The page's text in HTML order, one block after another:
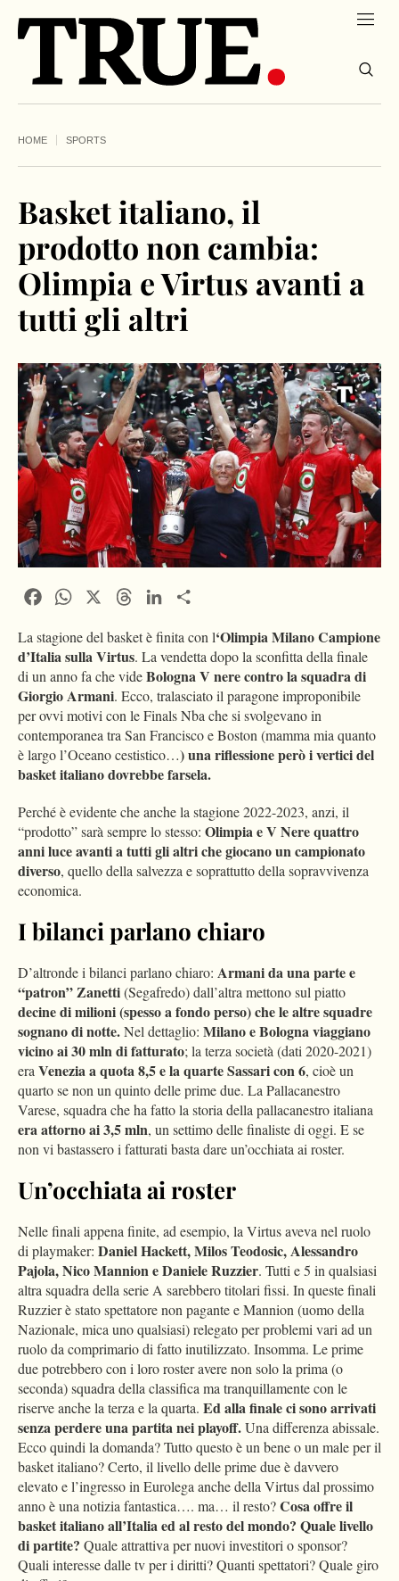
HOME SPORTS
Basket italiano, il
prodotto non cambia:
Olimpia e Virtus avanti a
tutti gli altri
FacebookWhatsApp ThreadsLinkedIn
La stagione del basket è finita con l‘Olimpia Milano Campione
d’Italia sulla Virtus. La vendetta dopo la sconfitta della finale
di un anno fa che videBologna V nere contro la squadra di
Giorgio Armani. Ecco, tralasciato il paragone improponibile
per ovvi motivi con le Finals Nba che si svolgevano in
contemporanea tra San Francisco e Boston (mamma mia quanto
è largo l’Oceano cestistico…) una riflessione però i vertici del
basket italiano dovrebbe farsela.
Perché è evidente che anche la stagione 2022-2023, anzi, il
“prodotto” sarà sempre lo stesso: Olimpia e V Nere quattro
anni luce avanti a tutti gli altri che giocano un campionato
diverso, quello della salvezza e soprattutto della sopravvivenza
economica.
I bilanci parlano chiaro
D’altronde i bilanci parlano chiaro: Armani da una parte e
“patron” Zanetti(Segafredo) dall’altra mettono sul piatto
decine di milioni (spesso a fondo perso) che le altre squadre
sognano di notte.Nel dettaglio: Milano e Bologna viaggiano
vicino ai 30 mln di fatturato; la terza società (dati 2020-2021)
eraVenezia a quota 8,5 e la quarte Sassari con 6, cioè un
quarto se non un quinto delle prime due. La Pallacanestro
Varese, squadra che ha fatto la storia della pallacanestro italiana
era attorno ai 3,5 mln, un settimo delle finaliste di oggi. E se
non vi bastassero i fatturati basta dare un’occhiata ai roster.
Un’occhiata ai roster
Nelle finali appena finite, ad esempio, la Virtus aveva nel ruolo
di playmaker: Daniel Hackett, Milos Teodosic, Alessandro
Pajola, Nico Mannion e Daniele Ruzzier. Tutti e 5 in qualsiasi
altra squadra della serie A sarebbero titolari fissi. In queste finali
Ruzzier è stato spettatore non pagante e Mannion (uomo della
Nazionale, mica uno qualsiasi) relegato per problemi vari ad un
ruolo da comprimario di fatto inutilizzato. Insomma. Le prime
due potrebbero con i loro roster avere non solo la prima (o
seconda) squadra della classifica ma tranquillamente con le
riserve anche la terza e la quarta. Ed alla finale ci sono arrivati
senza perdere una partita nei playoff.Una differenza abissale.
Ecco quindi la domanda? Tutto questo è un bene o un male per il
basket italiano? Certo, il livello delle prime due è davvero
elevato e l’ingresso in Eurolega anche della Virtus dal prossimo
anno è una notizia fantastica…. ma… il resto?Cosa offre il
basket italiano all’Italia ed al resto del mondo? Quale livello
di partite? Quale attrattiva per nuovi investitori o sponsor?
Quali interesse dalle tv per i diritti? Quanti spettatori? Quale giro